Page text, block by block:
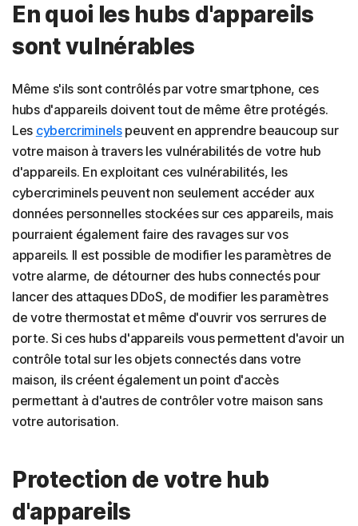
En quoi les hubs d'appareils
sont vulnérables
Même s'ils sont contrôlés par votre smartphone, ces
hubs d'appareils doivent tout de même être protégés.
Les cybercriminelspeuvent en apprendre beaucoup sur
votre maison à travers les vulnérabilités de votre hub
d'appareils. En exploitant ces vulnérabilités, les
cybercriminels peuvent non seulement accéder aux
données personnelles stockées sur ces appareils, mais
pourraient également faire des ravages sur vos
appareils. Il est possible de modifier les paramètres de
votre alarme, de détourner des hubs connectés pour
lancer des attaques DDoS, de modifier les paramètres
de votre thermostat et même d'ouvrir vos serrures de
porte. Si ces hubs d'appareils vous permettent d'avoir un
contrôle total sur les objets connectés dans votre
maison, ils créent également un point d'accès
permettant à d'autres de contrôler votre maison sans
votre autorisation.
Protection de votre hub
d'appareils